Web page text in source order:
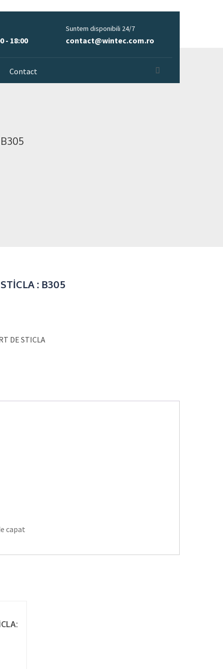
- 18:00
Suntem disponibili 24/7
contact@wintec.com.ro
Contact
: B305
DE STICLA
capat